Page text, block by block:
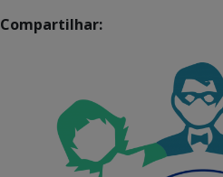
Compartilhar: